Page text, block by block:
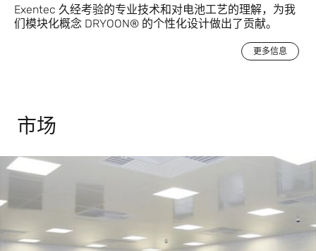
Exentec 久经考验的专业技术和对电池工艺的理解，为我
们模块化概念 DRYOON® 的个性化设计做出了贡献。
更多信息
市场